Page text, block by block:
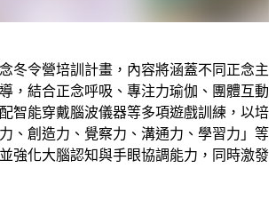
冬令營培訓計畫，內容將涵蓋不同正念主
，結合正念呼吸、專注力瑜伽、團體互動
智能穿戴腦波儀器等多項遊戲訓練，以培
、創造力、覺察力、溝通力、學習力」等
強化大腦認知與手眼協調能力，同時激發